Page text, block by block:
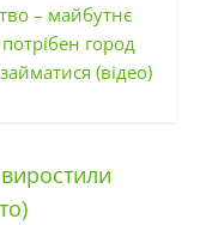
– майбутнє
город
(відео)